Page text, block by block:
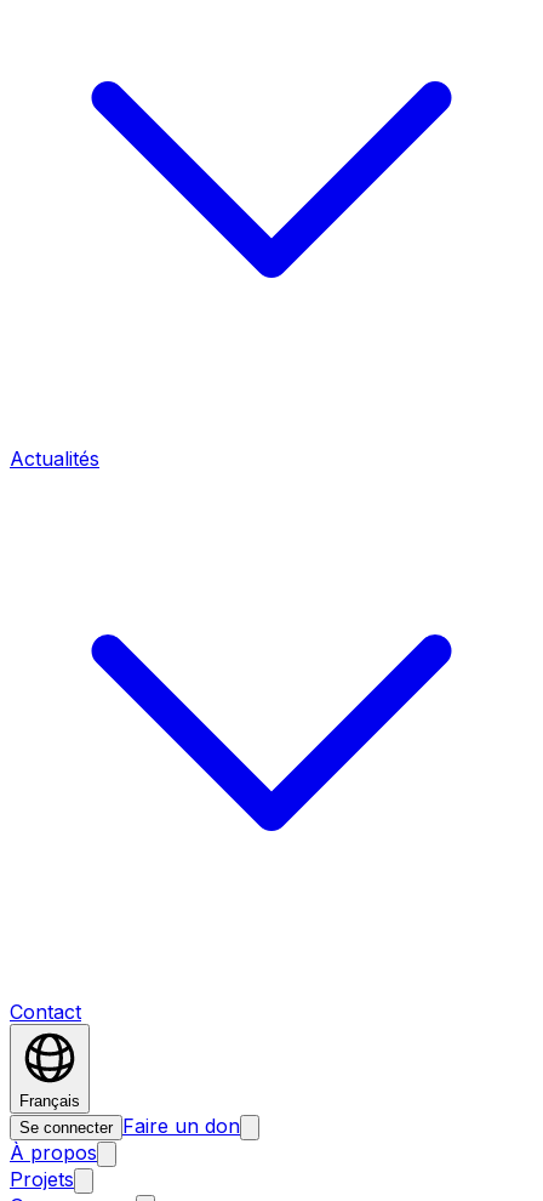
Actualités
Contact
Français
Se connecter Faire un don
À propos
Projets